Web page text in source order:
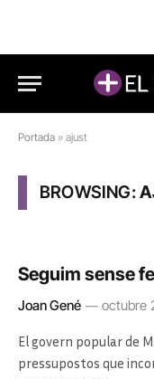
Portada » ajust
BROWSING:
Seguim sense
Joan Gené octubre
El govern popular de
pressupostos que